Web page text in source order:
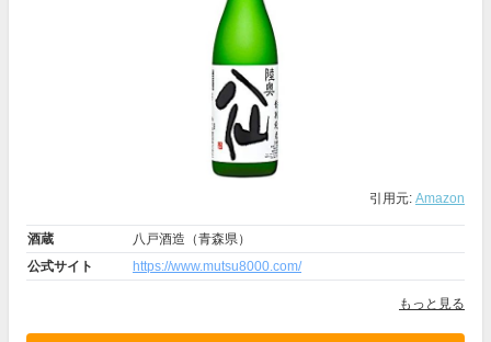
引用元: Amazon
酒蔵
八戸酒造（青森県）
公式サイト
https://www.mutsu8000.com/
もっと見る